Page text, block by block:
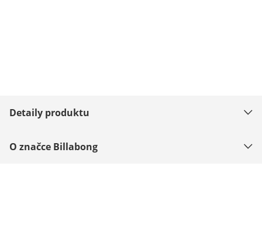
Detaily produktu
O značce Billabong